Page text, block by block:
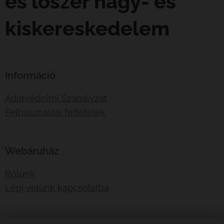
kiskereskedelem